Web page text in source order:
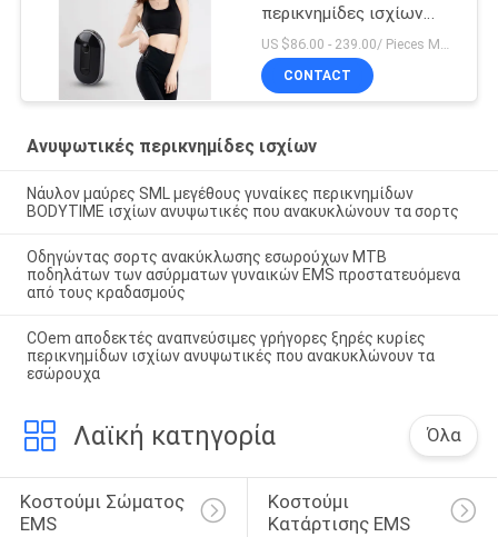
περικνημίδες ισχίων
υποκίνησης μυών
US $86.00 - 239.00/ Pieces MOQ:1pieces
CONTACT
Ανυψωτικές περικνημίδες ισχίων
Νάυλον μαύρες SML μεγέθους γυναίκες περικνημίδων
BODYTIME ισχίων ανυψωτικές που ανακυκλώνουν τα σορτς
Οδηγώντας σορτς ανακύκλωσης εσωρούχων MTB
ποδηλάτων των ασύρματων γυναικών EMS προστατευόμενα
από τους κραδασμούς
COem αποδεκτές αναπνεύσιμες γρήγορες ξηρές κυρίες
περικνημίδων ισχίων ανυψωτικές που ανακυκλώνουν τα
εσώρουχα
Λαϊκή κατηγορία Όλα
Κοστούμι Σώματος
EMS
Κοστούμι
Κατάρτισης EMS